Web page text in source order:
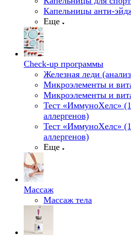
Капельницы анти-
Еще
Check-up программы
Железная леди
Микроэлементы и
Микроэлементы и
Тест «ИммуноХелс»
аллергенов)
Тест «ИммуноХелс»
аллергенов)
Еще
Массаж
Массаж тела